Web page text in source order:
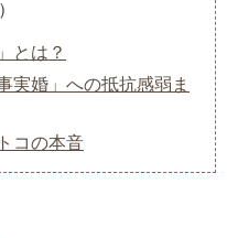
とは？
実婚」への抵抗感弱ま
コの本音